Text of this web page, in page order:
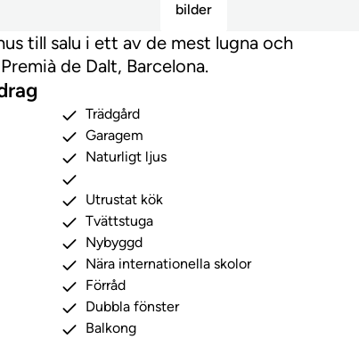
bilder
till salu i ett av de mest lugna och
de Dalt, Barcelona.
Trädgård
Garagem
Naturligt ljus
Utrustat kök
Tvättstuga
Nybyggd
Nära internationella skolor
Förråd
Dubbla fönster
Balkong